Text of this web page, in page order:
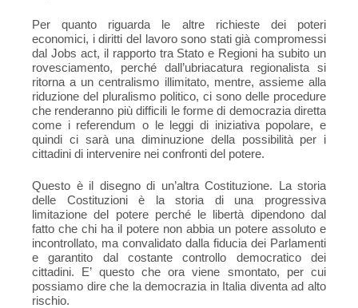
Per quanto riguarda le altre richieste dei poteri
economici, i diritti del lavoro sono stati già compromessi
dal Jobs act, il rapporto tra Stato e Regioni ha subito un
rovesciamento, perché dall’ubriacatura regionalista si
ritorna a un centralismo illimitato, mentre, assieme alla
riduzione del pluralismo politico, ci sono delle procedure
che renderanno più difficili le forme di democrazia diretta
come i referendum o le leggi di iniziativa popolare, e
quindi ci sarà una diminuzione della possibilità per i
cittadini di intervenire nei confronti del potere.
Questo è il disegno di un’altra Costituzione. La storia
delle Costituzioni è la storia di una progressiva
limitazione del potere perché le libertà dipendono dal
fatto che chi ha il potere non abbia un potere assoluto e
incontrollato, ma convalidato dalla fiducia dei Parlamenti
e garantito dal costante controllo democratico dei
cittadini. E’ questo che ora viene smontato, per cui
possiamo dire che la democrazia in Italia diventa ad alto
rischio.